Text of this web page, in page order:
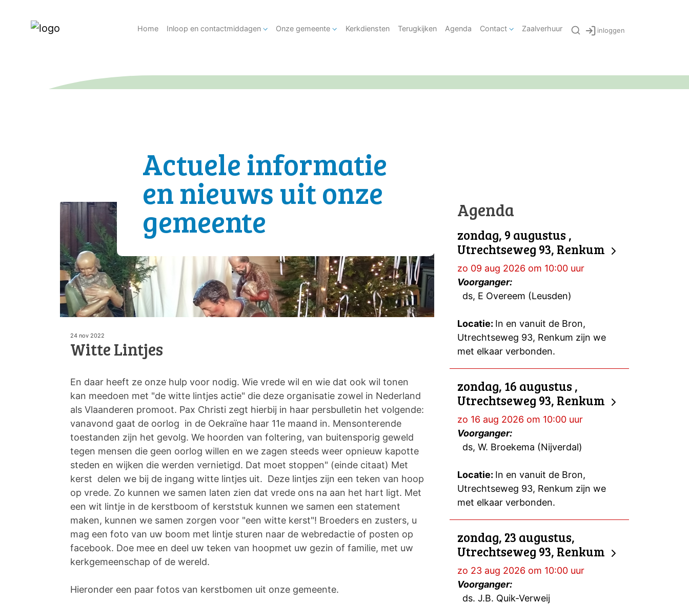
Home Inloop en contactmiddagen Onze gemeente Kerkdiensten Terugkijken Agenda Contact Zaalverhuur inloggen
Actuele informatie
en nieuws uit onze
gemeente
24 nov 2022
Witte Lintjes
En daar heeft ze onze hulp voor nodig. Wie vrede wil en wie dat ook wil tonen
kan meedoen met "de witte lintjes actie" die deze organisatie zowel in Nederland
als Vlaanderen promoot. Pax Christi zegt hierbij in haar persbulletin het volgende:
vanavond gaat de oorlog in de Oekraïne haar 11e maand in. Mensonterende
toestanden zijn het gevolg. We hoorden van foltering, van buitensporig geweld
tegen mensen die geen oorlog willen en we zagen steeds weer opnieuw kapotte
steden en wijken die werden vernietigd. Dat moet stoppen" (einde citaat) Met
kerst delen we bij de ingang witte lintjes uit. Deze lintjes zijn een teken van hoop
op vrede. Zo kunnen we samen laten zien dat vrede ons na aan het hart ligt. Met
een wit lintje in de kerstboom of kerststuk kunnen we samen een statement
maken, kunnen we samen zorgen voor "een witte kerst"! Broeders en zusters, u
mag een foto van uw boom met lintje sturen naar de webredactie of posten op
facebook. Doe mee en deel uw teken van hoopmet uw gezin of familie, met uw
kerkgemeenschap of de wereld.
Hieronder een paar fotos van kerstbomen uit onze gemeente.
Agenda
zondag, 9 augustus ,
Utrechtseweg 93, Renkum
zo 09 aug 2026 om 10:00 uur
Voorganger:
ds, E Overeem (Leusden)
Locatie: In en vanuit de Bron,
Utrechtseweg 93, Renkum zijn we
met elkaar verbonden.
zondag, 16 augustus ,
Utrechtseweg 93, Renkum
zo 16 aug 2026 om 10:00 uur
Voorganger:
ds, W. Broekema (Nijverdal)
Locatie: In en vanuit de Bron,
Utrechtseweg 93, Renkum zijn we
met elkaar verbonden.
zondag, 23 augustus,
Utrechtseweg 93, Renkum
zo 23 aug 2026 om 10:00 uur
Voorganger:
ds. J.B. Quik-Verweij